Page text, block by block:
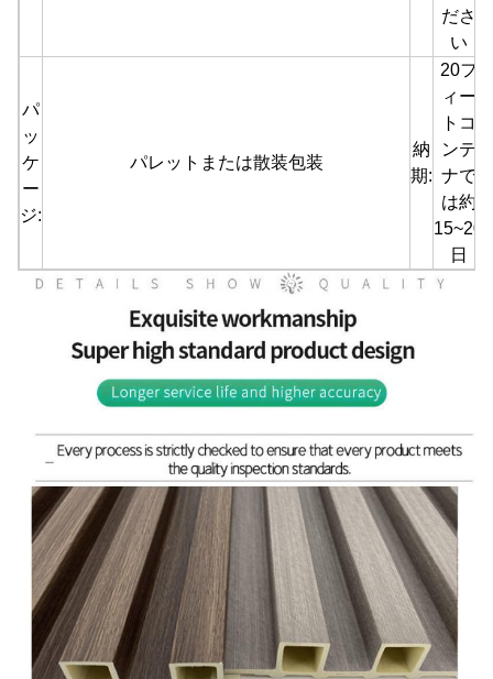
ださ
い
パ
ッ
ケ
ー
ジ:
パレットまたは散装包装
納
期:
20フ
ィー
トコ
ンテ
ナで
は約
15~20
日